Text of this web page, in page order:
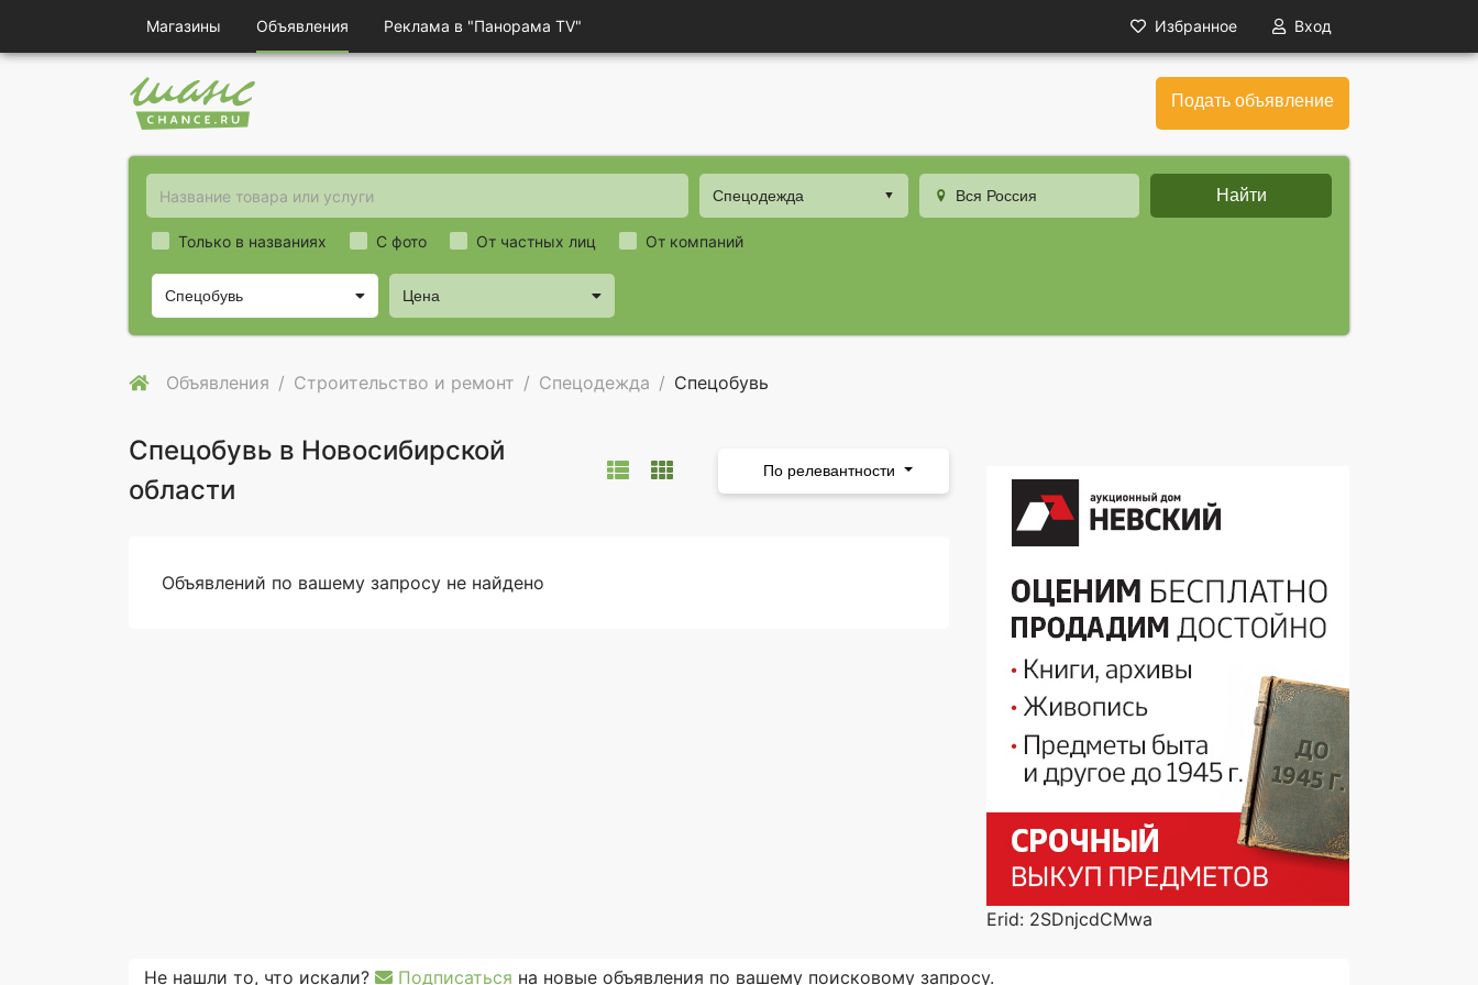
Магазины Объявления Реклама в "Панорама TV" Избранное Вход
Подать объявление
Спецодежда Вся Россия Найти
Только в названиях
Спецобувь Цена
С фото От частных лиц От компаний
Объявления Строительство и ремонт Спецодежда Спецобувь
Спецобувь в Новосибирской
области
По релевантности
Объявлений по вашему запросу не найдено
Erid: 2SDnjcdCMwa
Не нашли то, что искали? Подписаться на новые объявления по вашему поисковому запросу.